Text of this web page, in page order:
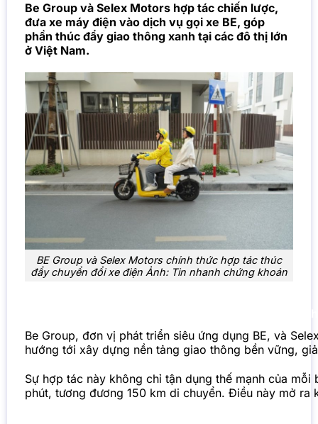
Be Group và Selex Motors hợp tác chiến lược,
đưa xe máy điện vào dịch vụ gọi xe BE, góp
phần thúc đẩy giao thông xanh tại các đô thị lớn
ở Việt Nam.
BE Group và Selex Motors chính thức hợp tác thúc
đẩy chuyển đổi xe điện Ảnh: Tin nhanh chứng khoán
Be Group, đơn vị phát triển siêu ứng dụng BE, và
hướng tới xây dựng nền tảng giao thông bền vững,
Sự hợp tác này không chỉ tận dụng thế mạnh của
phút, tương đương 150 km di chuyển. Điều này mở